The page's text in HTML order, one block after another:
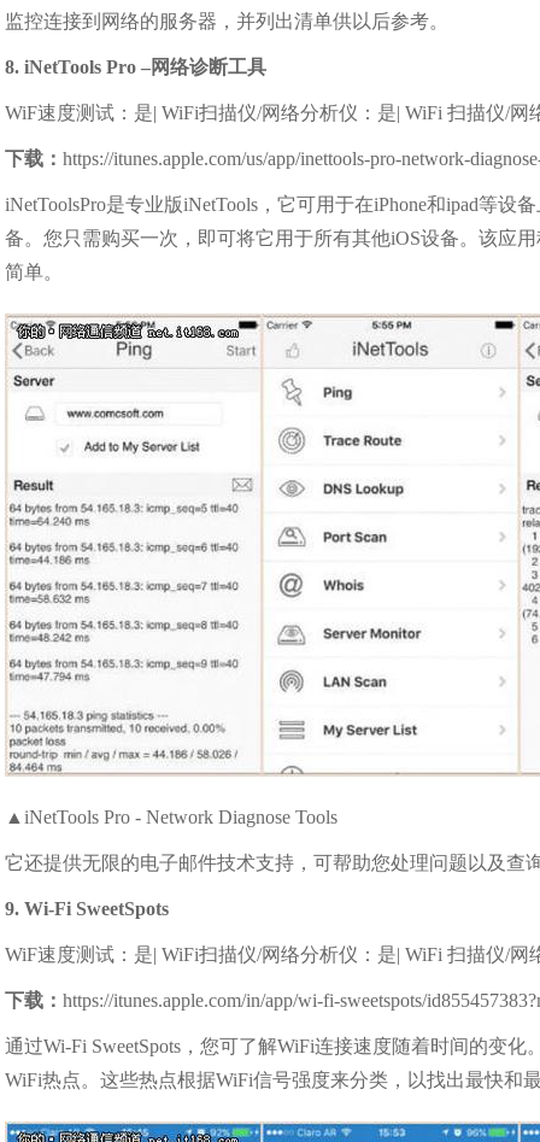
监控连接到网络的服务器，并列出清单供以后参考。
8. iNetTools Pro –网络诊断工具
WiF速度测试：是| WiFi扫描仪/网络分析仪：是| WiFi 扫描仪/
下载：https://itunes.apple.com/us/app/inettools-pro-network-
iNetToolsPro是专业版iNetTools，它可用于在iPhone和ipad等
备。您只需购买一次，即可将它用于所有其他iOS设备。该应
简单。
▲iNetTools Pro - Network Diagnose Tools
它还提供无限的电子邮件技术支持，可帮助您处理问题以及
9. Wi-Fi SweetSpots
WiF速度测试：是| WiFi扫描仪/网络分析仪：是| WiFi 扫描仪/
下载：https://itunes.apple.com/in/app/wi-fi-sweetspots/
通过Wi-Fi SweetSpots，您可了解WiFi连接速度随着时间的变
WiFi热点。这些热点根据WiFi信号强度来分类，以找出最快和